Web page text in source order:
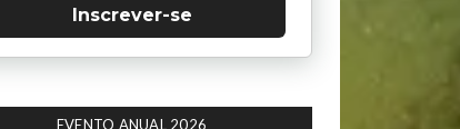
Inscrever-se
EVENTO ANUAL 2026